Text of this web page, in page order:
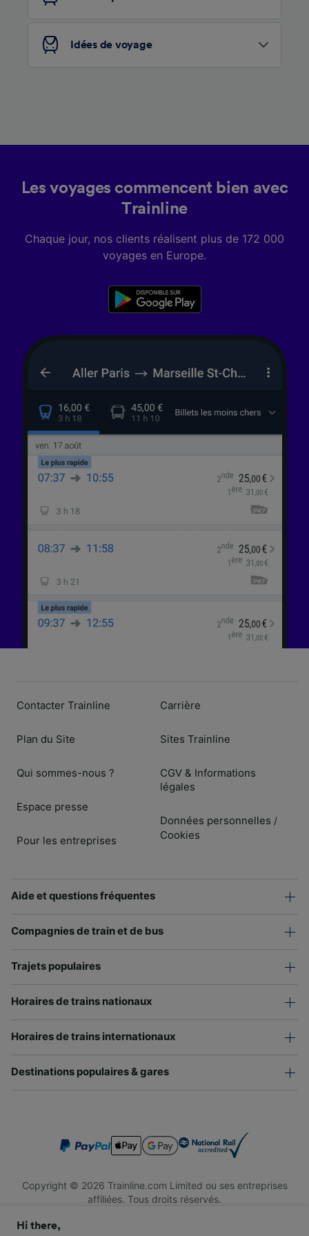
Idées de voyage
Les voyages commencent bien avec
Trainline
Chaque jour, nos clients réalisent plus de 172 000
voyages en Europe.
Contacter Trainline
Plan du Site
Qui sommes-nous ?
Espace presse
Pour les entreprises
Carrière
Sites Trainline
CGV & Informations
légales
Données personnelles /
Cookies
Aide et questions fréquentes
Compagnies de train et de bus
Trajets populaires
Horaires de trains nationaux
Horaires de trains internationaux
Destinations populaires & gares
Copyright © 2026 Trainline.com Limited ou ses entreprises
affiliées. Tous droits réservés.
de Galles. Numéro d'immatriculation : 3846791. Siège social : 1
Hi there,
Liste de nos partenaires (fournisseurs)